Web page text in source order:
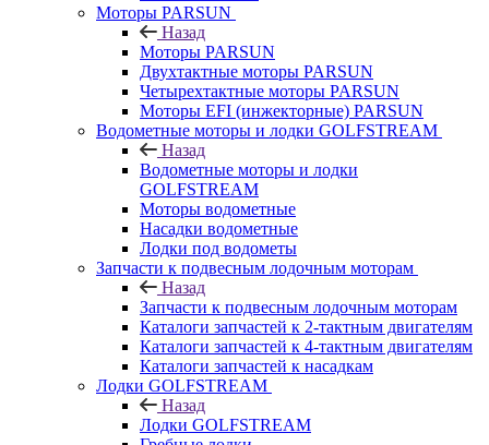
Моторы PARSUN
Назад
Моторы PARSUN
Двухтактные моторы PARSUN
Четырехтактные моторы PARSUN
Моторы EFI (инжекторные) PARSUN
Водометные моторы и лодки GOLFSTREAM
Назад
Водометные моторы и лодки
GOLFSTREAM
Моторы водометные
Насадки водометные
Лодки под водометы
Запчасти к подвесным лодочным моторам
Назад
Запчасти к подвесным лодочным моторам
Каталоги запчастей к 2-тактным двигателям
Каталоги запчастей к 4-тактным двигателям
Каталоги запчастей к насадкам
Лодки GOLFSTREAM
Назад
Лодки GOLFSTREAM